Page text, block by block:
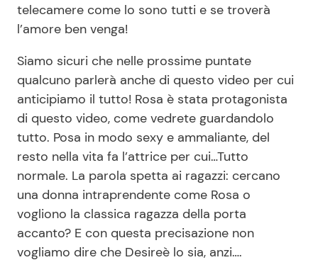
telecamere come lo sono tutti e se troverà
l’amore ben venga!
Siamo sicuri che nelle prossime puntate
qualcuno parlerà anche di questo video per cui
anticipiamo il tutto! Rosa è stata protagonista
di questo video, come vedrete guardandolo
tutto. Posa in modo sexy e ammaliante, del
resto nella vita fa l’attrice per cui…Tutto
normale. La parola spetta ai ragazzi: cercano
una donna intraprendente come Rosa o
vogliono la classica ragazza della porta
accanto? E con questa precisazione non
vogliamo dire che Desireè lo sia, anzi….